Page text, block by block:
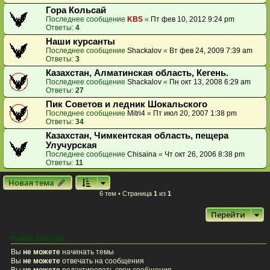
Гора Кольсай
Последнее сообщение KBS « Пт фев 10, 2012 9:24 pm
Ответы: 4
Наши курсанты
Последнее сообщение Shackalov « Вт фев 24, 2009 7:39 am
Ответы: 3
Казахстан, Алматинская область, Кегень.
Последнее сообщение Shackalov « Пн окт 13, 2008 6:29 am
Ответы: 27
Пик Советов и ледник Шокальского
Последнее сообщение Mitri4 « Пт июл 20, 2007 1:38 pm
Ответы: 34
Казахстан, Чимкентская область, пещера
Улучурская
Последнее сообщение Chisaina « Чт окт 26, 2006 8:38 pm
Ответы: 11
Новая тема
6 тем • Страница 1 из 1
Перейти
Права доступа
Вы не можете начинать темы
Вы не можете отвечать на сообщения